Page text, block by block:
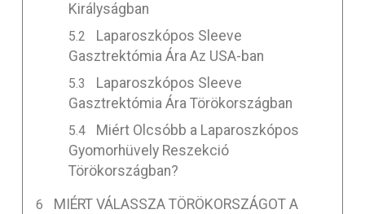
Királyságban
Laparoszkópos Sleeve
Gasztrektómia Ára Az USA-ban
Laparoszkópos Sleeve
Gasztrektómia Ára Törökországban
Miért Olcsóbb a Laparoszkópos
Gyomorhüvely Reszekció
Törökországban?
MIÉRT VÁLASSZA TÖRÖKORSZÁGOT A